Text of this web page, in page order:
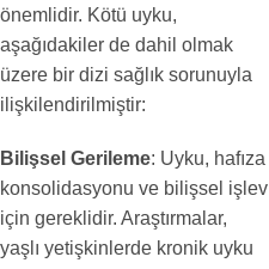
önemlidir. Kötü uyku,
aşağıdakiler de dahil olmak
üzere bir dizi sağlık sorunuyla
ilişkilendirilmiştir:
Bilişsel Gerileme: Uyku, hafıza
konsolidasyonu ve bilişsel işlev
için gereklidir. Araştırmalar,
yaşlı yetişkinlerde kronik uyku